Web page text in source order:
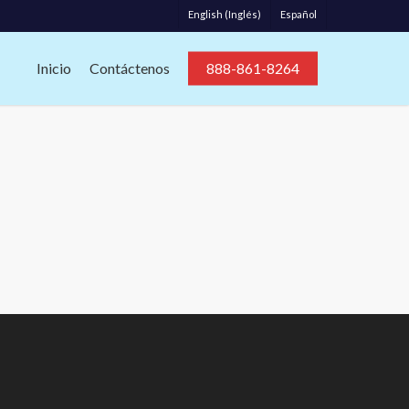
English (Inglés) Español
Inicio Contáctenos 888-861-8264